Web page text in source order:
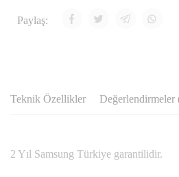
Paylaş:
Teknik Özellikler Değerlendirmeler
2 Yıl Samsung Türkiye garantilidir.